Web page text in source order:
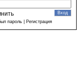
пароль Регистрация